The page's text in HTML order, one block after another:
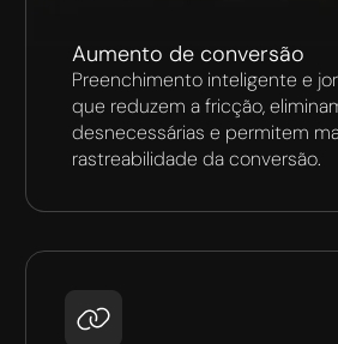
Aumento de conversão
Preenchimento inteligente e
que reduzem a fricção,
desnecessárias e permitem
rastreabilidade da conversão.